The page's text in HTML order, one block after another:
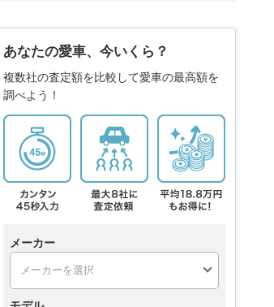
あなたの愛車、今いくら？
複数社の査定額を比較して愛車の最高額を
調べよう！
メーカー